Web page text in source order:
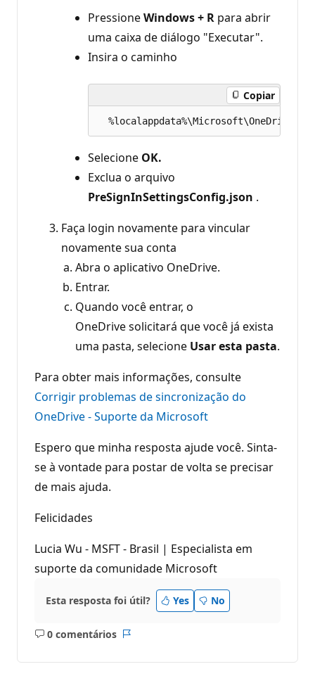
PressioneWindows + R para abrir
uma caixa de diálogo "Executar".
Insira o caminho
Copiar
Selecione OK.
Exclua o arquivo
PreSignInSettingsConfig.json .
Faça login novamente para vincular
novamente sua conta
Abra o aplicativo OneDrive.
Entrar.
Quando você entrar, o
OneDrive solicitará que você já exista
uma pasta, selecione Usar esta pasta.
Para obter mais informações, consulte
Corrigir problemas de sincronização do
OneDrive - Suporte da Microsoft
Espero que minha resposta ajude você. Sinta-
se à vontade para postar de volta se precisar
de mais ajuda.
Felicidades
Lucia Wu - MSFT - Brasil | Especialista em
suporte da comunidade Microsoft
Esta resposta foi útil? Yes No
0 comentários
Sem